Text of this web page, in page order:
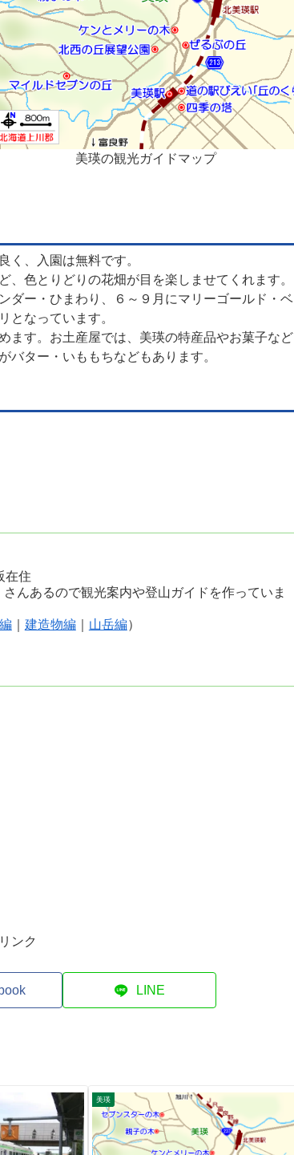
美瑛の観光ガイドマップ
く、入園は無料です。
色とりどりの花畑が目を楽しませてくれます。
ダー・ひまわり、６～９月にマリーゴールド・ベ
となっています。
ます。お土産屋では、美瑛の特産品やお菓子など
バター・いももちなどもあります。
在住
んあるので観光案内や登山ガイドを作っていま
｜ 建造物編｜ 山岳編）
ンク
LINE
美瑛